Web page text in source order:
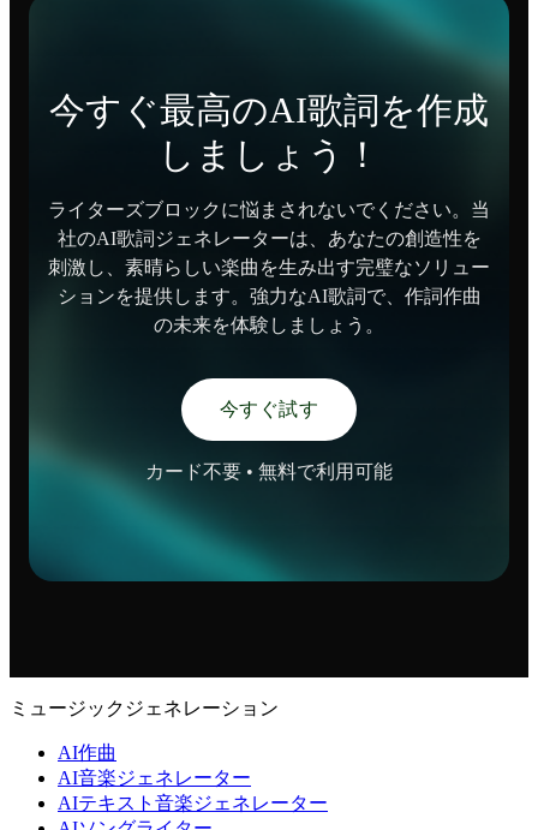
今すぐ最高のAI歌詞を作成
しましょう！
ライターズブロックに悩まされないでください。当
社のAI歌詞ジェネレーターは、あなたの創造性を
刺激し、素晴らしい楽曲を生み出す完璧なソリュー
ションを提供します。強力なAI歌詞で、作詞作曲
の未来を体験しましょう。
今すぐ試す
カード不要 • 無料で利用可能
ミュージックジェネレーション
AI作曲
AI音楽ジェネレーター
AIテキスト音楽ジェネレーター